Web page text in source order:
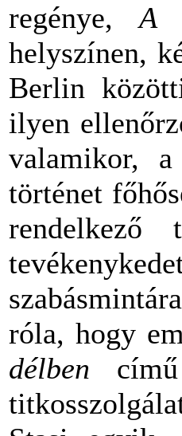
regénye,A
helyszínen,
Berlin
ilyen
valamikor,
történet
rendelkező
róla, hogy
délben